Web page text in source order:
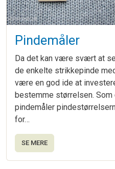
Pindemåler
Da det kan være svært at
de enkelte strikkepinde
være en god ide at
bestemme størrelsen.
pindemåler
for…
SE MERE